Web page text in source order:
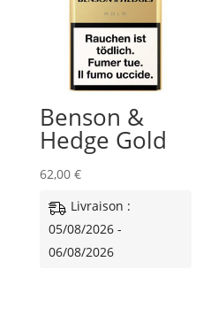
Benson &
Hedge Gold
62,00 €
Livraison :
05/08/2026 -
06/08/2026